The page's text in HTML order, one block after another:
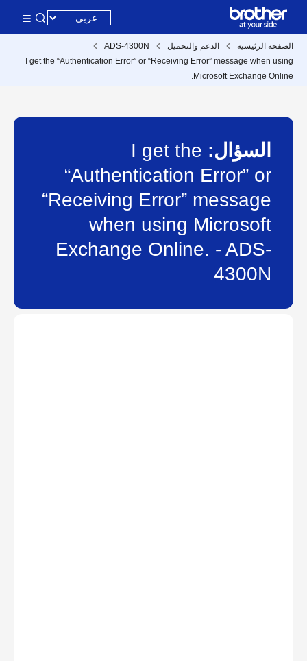
الصفحة الرئيسية الدعم والتحميل
ADS-4300N
I get the “Authentication Error” or “Receiving Error” message when using
Microsoft Exchange Online.
السؤال:
I get the
“Authentication Error” or
“Receiving Error” message
when using Microsoft
Exchange Online. - ADS-
4300N